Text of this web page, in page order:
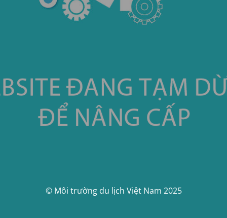
© Môi trường du lịch Việt Nam 2025